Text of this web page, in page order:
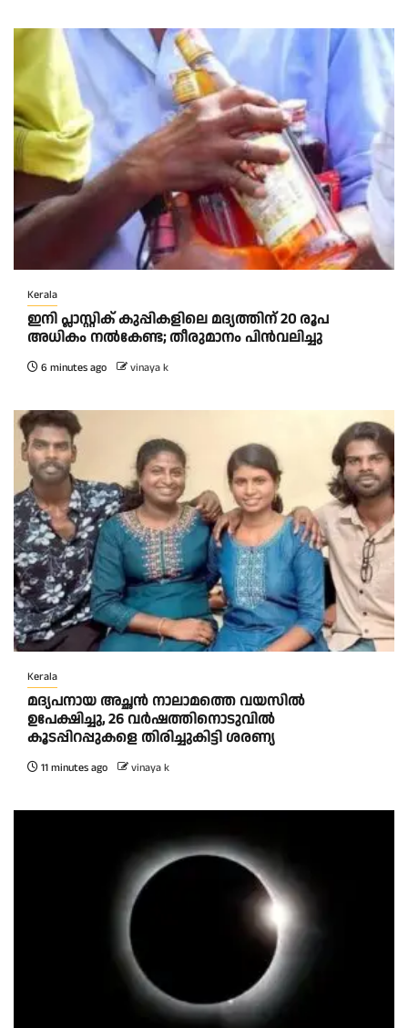
Kerala
ഇനി പ്ലാസ്റ്റിക് കുപ്പികളിലെ മദ്യത്തിന് 20 രൂപ
അധികം നല്‍കേണ്ട; തീരുമാനം പിന്‍വലിച്ചു
6 minutes ago vinaya k
Kerala
മദ്യപനായ അച്ഛൻ നാലാമത്തെ വയസിൽ
ഉപേക്ഷിച്ചു, 26 വർഷത്തിനൊടുവിൽ
കൂടപ്പിറപ്പുകളെ തിരിച്ചുകിട്ടി ശരണ്യ
11 minutes ago vinaya k